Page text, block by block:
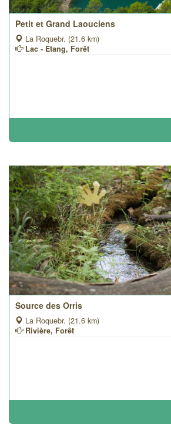
Petit et Grand Laouciens
La Roquebr. (21.6 km)
Lac - Etang, Forêt
Source des Orris
La Roquebr. (21.6 km)
Rivière, Forêt